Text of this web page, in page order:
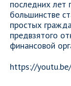
последних лет
большинстве
простых
предвзятого
финансовой
https://